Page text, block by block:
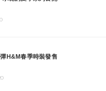
H&M春季時裝發售